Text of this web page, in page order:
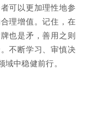
可以更加理性地参
理增值。记住，在
也是矛，善用之则
不断学习、审慎决
中稳健前行。